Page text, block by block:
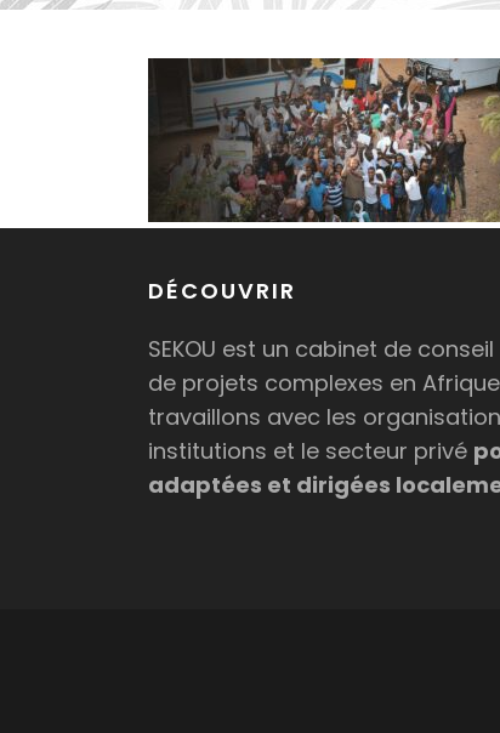
DÉCOUVRIR
SEKOU est un cabinet de
de projets complexes en
travaillons avec les
institutions et le secteur privé
adaptées et dirigées